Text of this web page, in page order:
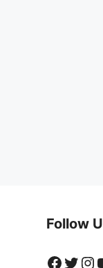
Follow